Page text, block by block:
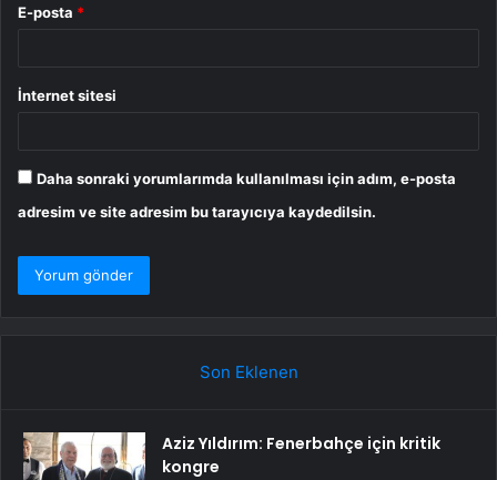
E-posta *
İnternet sitesi
Daha sonraki yorumlarımda kullanılması için adım, e-posta
adresim ve site adresim bu tarayıcıya kaydedilsin.
Son Eklenen
Aziz Yıldırım: Fenerbahçe için kritik
kongre